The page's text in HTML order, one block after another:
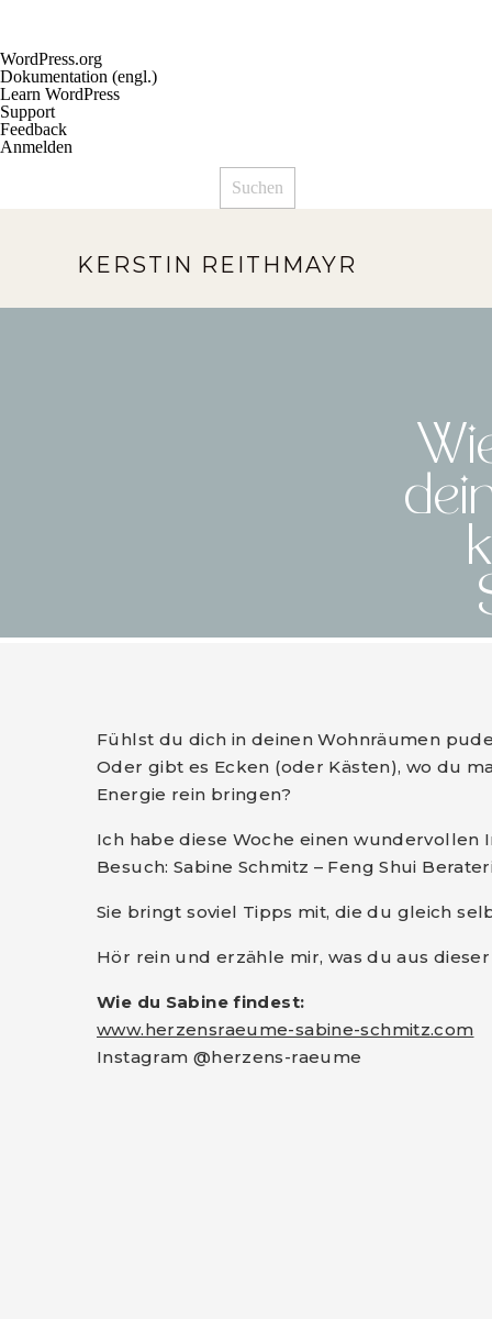
Über
WordPress
WordPress.org
Dokumentation (engl.)
Learn WordPress
Support
Feedback
Anmelden
Suchen
KERSTIN REITHMAYR
Fühlst du dich in deinen Wohnräumen
Oder gibt es Ecken (oder Kästen), wo du
Energie rein bringen?
Ich habe diese Woche einen wundervollen
Besuch: Sabine Schmitz – Feng Shui
Sie bringt soviel Tipps mit, die du gleich
Hör rein und erzähle mir, was du aus
Wie du Sabine findest:
www.herzensraeume-sabine-schmitz.com
Instagram @herzens-raeume